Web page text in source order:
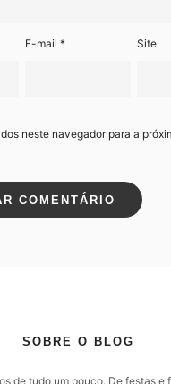
E-mail* Site
neste navegador para a
SOBRE O BLOG
de tudo um pouco. De festas e